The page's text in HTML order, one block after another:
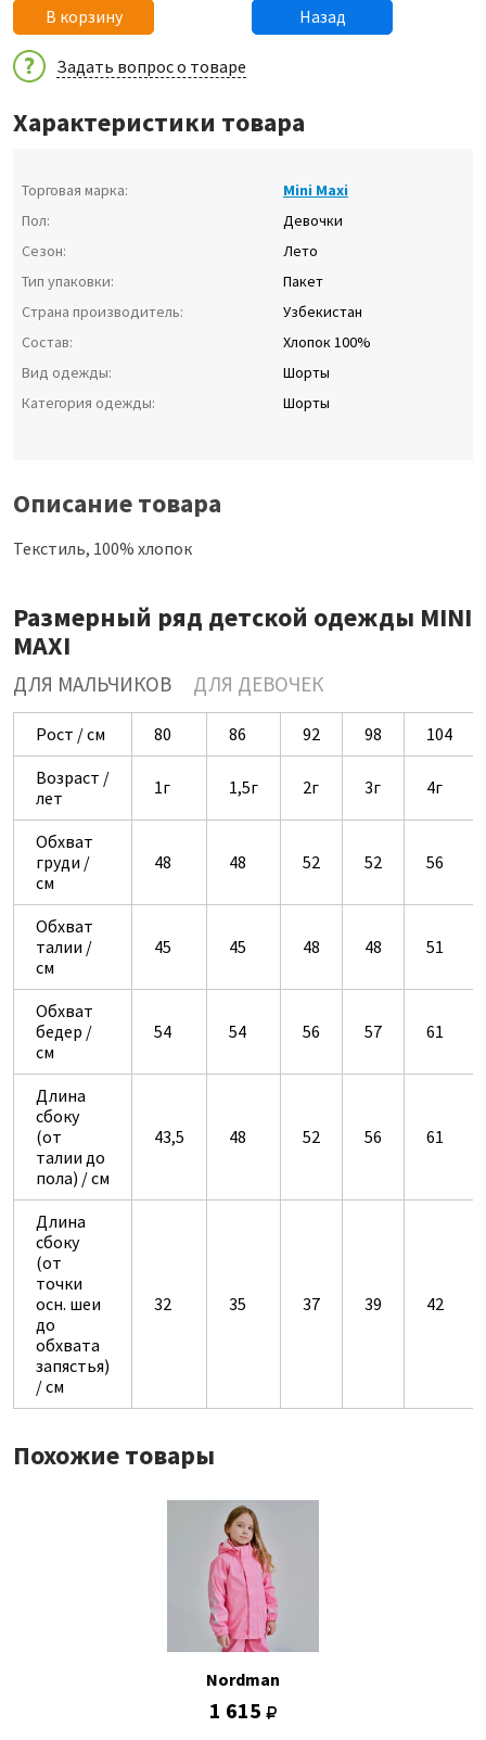
В корзину Назад
Задать вопрос о товаре
Характеристики товара
Торговая марка:
Mini Maxi
Пол:
Девочки
Сезон:
Лето
Тип упаковки:
Пакет
Страна производитель:
Узбекистан
Состав:
Хлопок 100%
Вид одежды:
Шорты
Категория одежды:
Шорты
Описание товара
Текстиль, 100% хлопок
Размерный ряд детской одежды MINI
MAXI
ДЛЯ МАЛЬЧИКОВ ДЛЯ ДЕВОЧЕК
Рост / см 80 86 92 98
104
Возраст /
лет
1г 1,5г 2г 3г 4г
Обхват
груди /
см
48 48 52 52 56
Обхват
талии /
см
45 45 48 48 51
Обхват
бедер /
см
54 54 56 57 61
Длина
сбоку
(от
талии до
пола) / см
43,5 48 52 56 61
Длина
сбоку
(от
точки
осн. шеи
до
обхвата
запястья)
/ см
32 35 37 39 42
Похожие товары
Nordman
1 615